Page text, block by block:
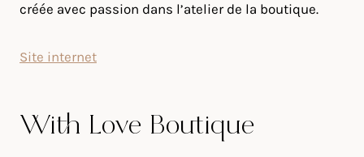
créée avec passion dans l’atelier de la boutique.
Site internet
With Love Boutique